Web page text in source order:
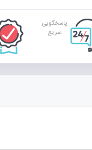
پاسخگویی
سریع